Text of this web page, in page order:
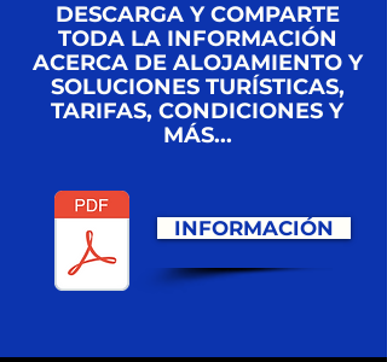
DESCARGA Y COMPARTE
TODA LA INFORMACIÓN
ACERCA DE ALOJAMIENTO Y
SOLUCIONES TURÍSTICAS,
TARIFAS, CONDICIONES Y
MÁS...
INFORMACIÓN